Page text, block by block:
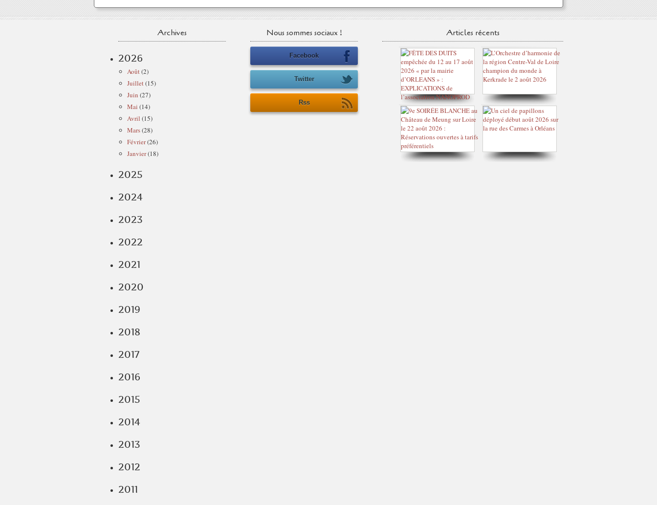
Archives
2026
Août(2)
Juillet(15)
Juin (27)
Mai (14)
Avril (15)
Mars(28)
Février(26)
Janvier(18)
2025
2024
2023
2022
2021
2020
2019
2018
2017
2016
2015
2014
2013
2012
2011
Nous sommes sociaux !
Facebook
Twitter
Rss
Articles récents